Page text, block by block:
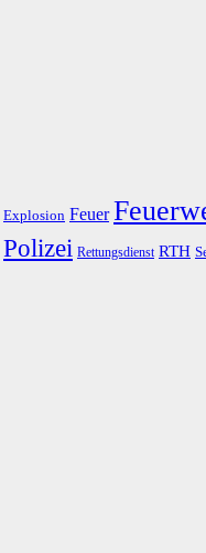
Explosion Feuer
Polizei Rettungsdienst RTH